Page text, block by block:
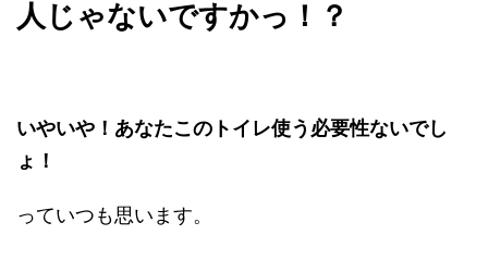
人じゃないですかっ！？
いやいや！あなたこのトイレ使う必要性ないでし
ょ！
っていつも思います。